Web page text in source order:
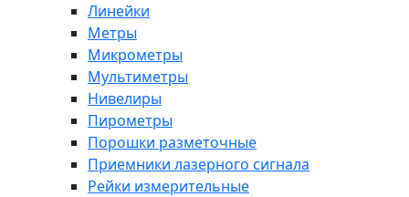
Линейки
Метры
Микрометры
Мультиметры
Нивелиры
Пирометры
Порошки разметочные
Приемники лазерного сигнала
Рейки измерительные